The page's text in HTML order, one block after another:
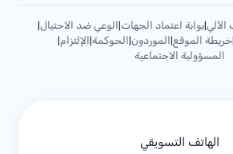
الآلي|بوابة اعتماد الجهات|الوعي ضد الاحتيال|
|خريطة الموقع|الموردون|الحوكمة|الإلتزام|
المسؤولية الاجتماعية
الهاتف التسويقي